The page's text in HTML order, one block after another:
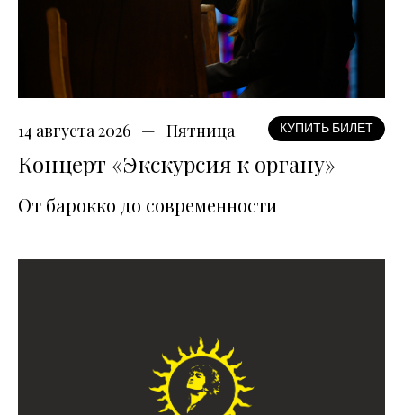
14 августа 2026 Пятница КУПИТЬ БИЛЕТ
Концерт «Экскурсия к органу»
От барокко до современности